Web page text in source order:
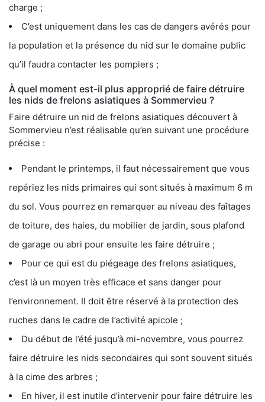
charge ;
C’est uniquement dans les cas de dangers avérés pour
la population et la présence du nid sur le domaine public
qu’il faudra contacter les pompiers ;
À quel moment est-il plus approprié de faire détruire
les nids de frelons asiatiques à Sommervieu ?
Faire détruire un nid de frelons asiatiques découvert à
Sommervieu n’est réalisable qu’en suivant une procédure
précise :
Pendant le printemps, il faut nécessairement que vous
repériez les nids primaires qui sont situés à maximum 6 m
du sol. Vous pourrez en remarquer au niveau des faîtages
de toiture, des haies, du mobilier de jardin, sous plafond
de garage ou abri pour ensuite les faire détruire ;
Pour ce qui est du piégeage des frelons asiatiques,
c’est là un moyen très efficace et sans danger pour
l’environnement. Il doit être réservé à la protection des
ruches dans le cadre de l’activité apicole ;
Du début de l’été jusqu’à mi-novembre, vous pourrez
faire détruire les nids secondaires qui sont souvent situés
à la cime des arbres ;
En hiver, il est inutile d’intervenir pour faire détruire les